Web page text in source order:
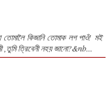
তোমালৈ কিজানি তোমাক লগ পাওঁ! মই
,তুমি ত্রিবেনী নহয় জানো?&nb...